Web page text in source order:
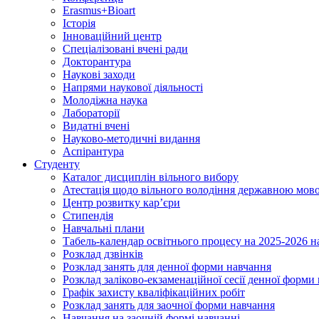
Erasmus+Bioart
Історія
Інноваційний центр
Спеціалізовані вчені ради
Докторантура
Наукові заходи
Напрями наукової діяльності
Молодіжна наука
Лабораторії
Видатні вчені
Науково-методичні видання
Аспірантура
Студенту
Каталог дисциплін вільного вибору
Атестація щодо вільного володіння державною
Центр розвитку кар’єри
Стипендія
Навчальні плани
Табель-календар освітнього процесу на 2025-2026
Розклад дзвінків
Розклад занять для денної форми навчання
Розклад заліково-екзаменаційної сесії денної
Графік захисту кваліфікаційних робіт
Розклад занять для заочної форми навчання